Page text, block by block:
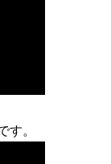
す。